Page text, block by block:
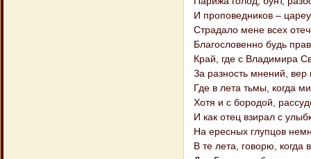
И проповедников –
Страдало мене всех
Благословенно будь
Край, где с Владимира
За разность мнений,
Где в лета тьмы, когда
Хотя и с бородой,
И как отец взирал с
На ересных глупцов
В те лета, говорю, когда